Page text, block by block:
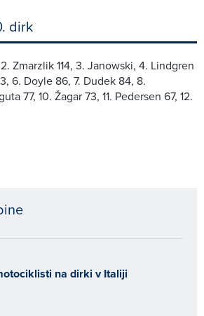
dirk
Zmarzlik 114, 3. Janowski, 4. Lindgren
6. Doyle 86, 7. Dudek 84, 8.
77, 10. Žagar 73, 11. Pedersen 67, 12.
na dirki v Italiji